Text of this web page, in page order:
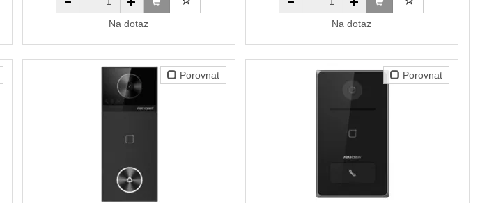
Na dotaz Na dotaz
Porovnat Porovnat